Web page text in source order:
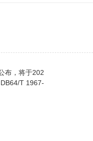
布，将于202
T 1967-